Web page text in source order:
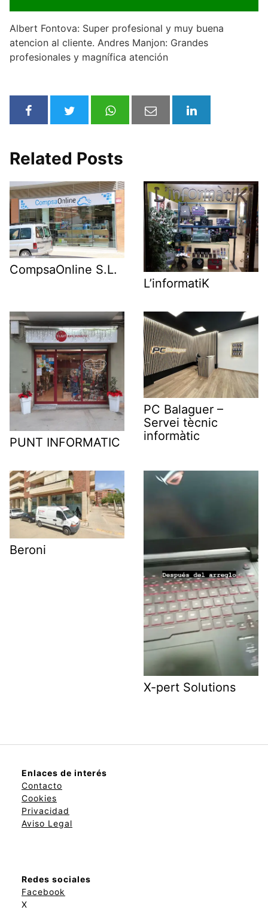
Albert Fontova: Super profesional y muy buena
atencion al cliente. Andres Manjon: Grandes
profesionales y magnífica atención
Related Posts
CompsaOnline S.L.
L’informatiK
PUNT INFORMATIC
PC Balaguer –
Servei tècnic
informàtic
Beroni
X-pert Solutions
Enlaces de interés
Contacto
Cookies
Privacidad
Aviso Legal
Redes sociales
Facebook
X